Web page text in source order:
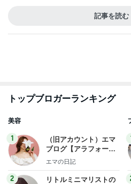
記事を読む
トップブロガーランキング
美容
1
（旧アカウント）エマ
ブログ【アラフォー会
社売却セカンドライ
エマの日記
2
リトルミニマリストの